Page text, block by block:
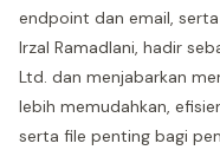
endpoint dan email,
Irzal Ramadlani, hadir
Ltd. dan menjabarkan
lebih memudahkan,
serta file penting bagi